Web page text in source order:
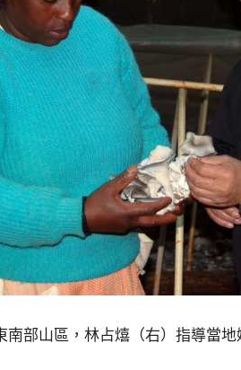
部山區，林占熺（右）指導當